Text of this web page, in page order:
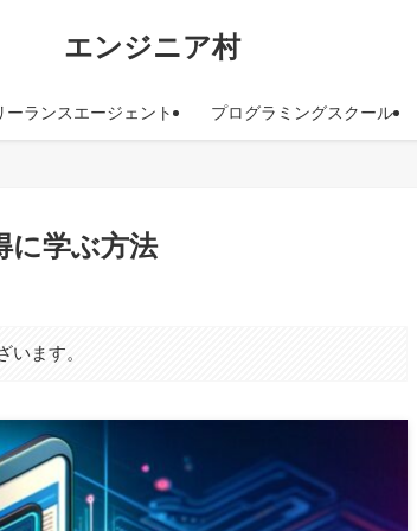
エンジニア村
ーランスエージェント プログラミングスクール
に学ぶ方法
います。